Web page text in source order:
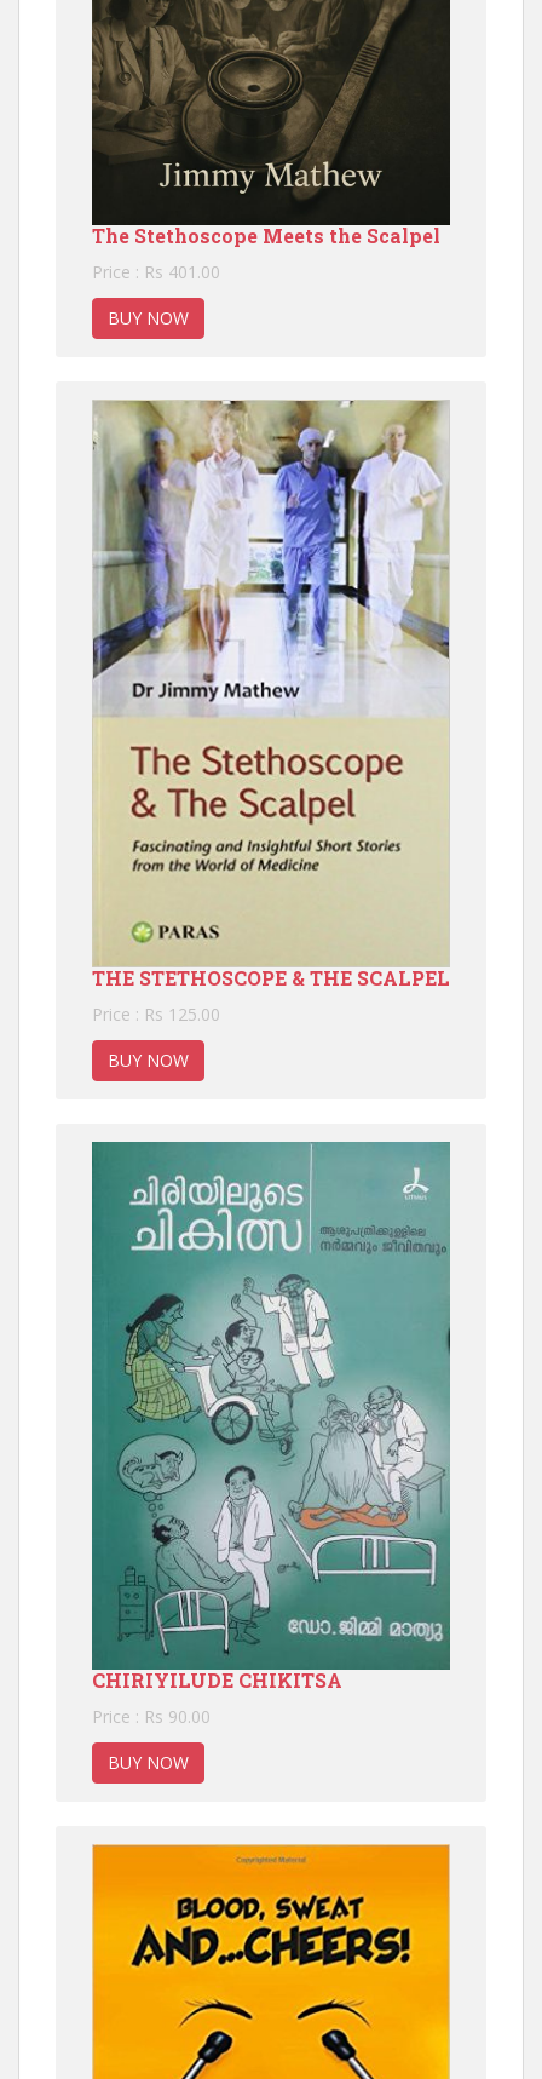
The Stethoscope Meets the Scalpel
Price : Rs 401.00
BUY NOW
THE STETHOSCOPE & THE SCALPEL
Price : Rs 125.00
BUY NOW
CHIRIYILUDE CHIKITSA
Price : Rs 90.00
BUY NOW